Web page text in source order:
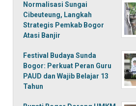
Normalisasi Sungai
Cibeuteung, Langkah
Strategis Pemkab Bogor
Atasi Banjir
Festival Budaya Sunda
Bogor: Perkuat Peran Guru
PAUD dan Wajib Belajar 13
Tahun